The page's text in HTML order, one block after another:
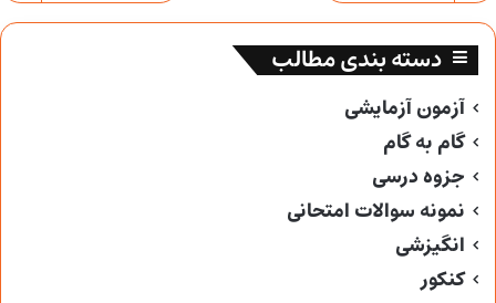
دسته بندی مطالب
آزمون آزمایشی
گام به گام
جزوه درسی
نمونه سوالات امتحانی
انگیزشی
کنکور